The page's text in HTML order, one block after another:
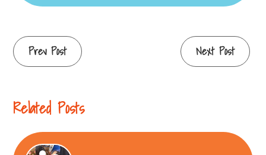
Continue
Prev Post Next Post
Related Posts